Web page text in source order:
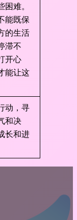
难。
能既保
的生活
滞不
开心
能让这
动，寻
和决
长和进